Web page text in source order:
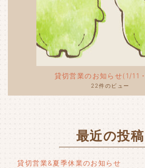
貸切営業のお知らせ(1/11
22件のビュー
最近の投稿
貸切営業&夏季休業のお知らせ